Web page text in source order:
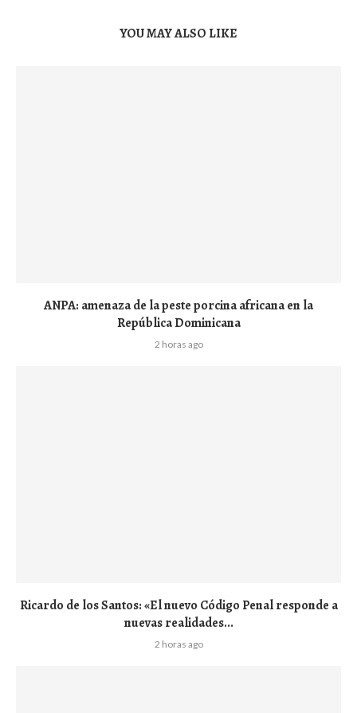
YOU MAY ALSO LIKE
ANPA: amenaza de la peste porcina africana en la
República Dominicana
2 horas ago
Ricardo de los Santos: «El nuevo Código Penal responde a
nuevas realidades...
2 horas ago